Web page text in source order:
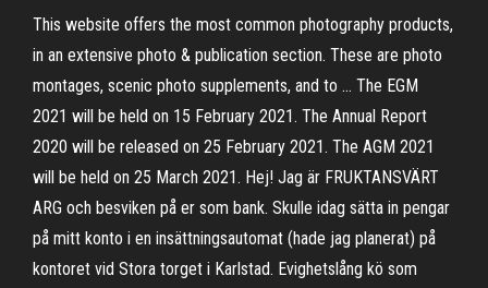
This website offers the most common photography products,
in an extensive photo & publication section. These are photo
montages, scenic photo supplements, and to … The EGM
2021 will be held on 15 February 2021. The Annual Report
2020 will be released on 25 February 2021. The AGM 2021
will be held on 25 March 2021. Hej! Jag är FRUKTANSVÄRT
ARG och besviken på er som bank. Skulle idag sätta in pengar
på mitt konto i en insättningsautomat (hade jag planerat) på
kontoret vid Stora torget i Karlstad. Evighetslång kö som